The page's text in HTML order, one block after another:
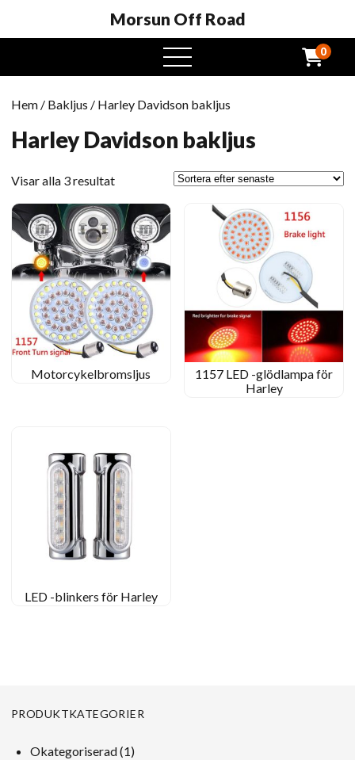
Morsun Off Road
öppna
meny
0
Hem / Bakljus / Harley Davidson bakljus
Harley Davidson bakljus
Visar alla 3 resultatSorterat
senast
Motorcykelbromsljus
1157 LED -glödlampa för
Harley
LED -blinkers för Harley
PRODUKTKATEGORIER
Okategoriserad 11